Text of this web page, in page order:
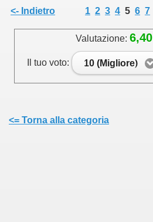
<- Indietro 1 2 3 4 5 6 7
Valutazione: 6,40
Il tuo voto: 10 (Migliore)
<= Torna alla categoria